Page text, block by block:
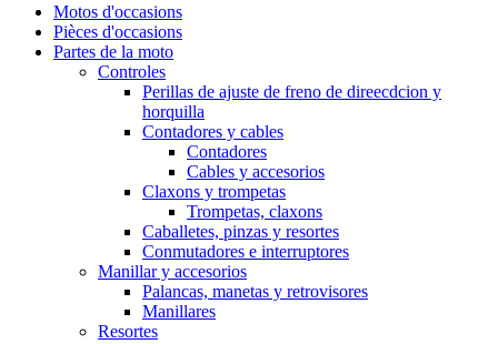
Motos d'occasions
Pièces d'occasions
Partes de la moto
Controles
Perillas de ajuste de freno de direecdcion y
horquilla
Contadores y cables
Contadores
Cables y accesorios
Claxons y trompetas
Trompetas, claxons
Caballetes, pinzas y resortes
Conmutadores e interruptores
Manillar y accesorios
Palancas, manetas y retrovisores
Manillares
Resortes